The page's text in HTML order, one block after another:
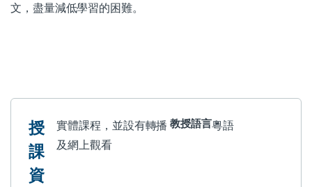
文，盡量減低學習的困難。
授
課
資
實體課程，並設有轉播
及網上觀看
教授語言粵語